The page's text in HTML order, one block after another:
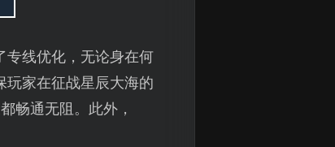
专线优化，无论身在何
玩家在征战星辰大海的
畅通无阻。此外，